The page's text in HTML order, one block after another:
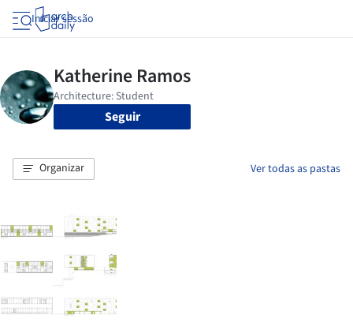
Iniciar sessão
Seguir
Organizar Ver todas as pastas